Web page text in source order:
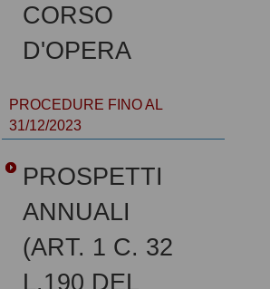
CORSO
D'OPERA
PROCEDURE FINO AL
31/12/2023
PROSPETTI
ANNUALI
(ART. 1 C. 32
L.190 DEL